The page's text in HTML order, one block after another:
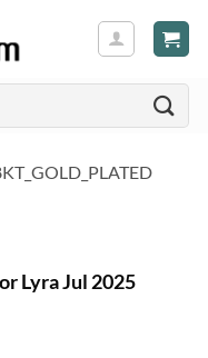
Lyra Jul 2025